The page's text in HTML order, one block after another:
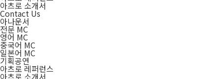
아츠로 소개서
Contact Us
아나운서
전문 MC
영어 MC
중국어 MC
일본어 MC
기획공연
아츠로 레퍼런스
아츠로 소개서